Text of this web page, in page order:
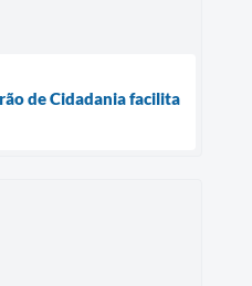
de Cidadania facilita